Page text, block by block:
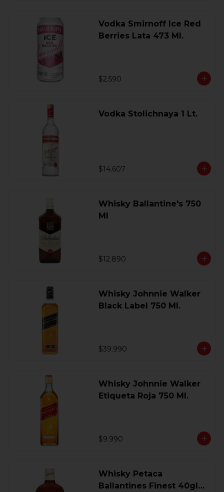
Vodka Smirnoff Ice Red
Berries Lata 473 Ml.
$2.590
Vodka Stolichnaya 1 Lt.
$14.607
Whisky Ballantine's 750
Ml
$12.890
Whisky Johnnie Walker
Black Label 750 Ml.
$39.990
Whisky Johnnie Walker
Etiqueta Roja 750 Ml.
$9.990
Whisky Petaca
Ballantines Finest 40gl